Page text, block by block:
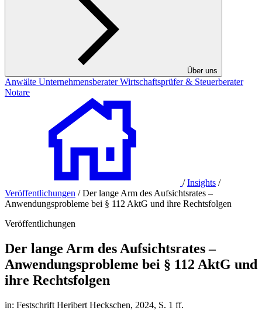
Über uns
Anwälte UnternehmensberaterWirtschaftsprüfer & Steuerberater
Notare
/ Insights /
Veröffentlichungen / Der lange Arm des Aufsichtsrates –
Anwendungsprobleme bei § 112 AktG und ihre Rechtsfolgen
Veröffentlichungen
Der lange Arm des Aufsichtsrates –
Anwendungsprobleme bei § 112 AktG und
ihre Rechtsfolgen
in: Festschrift Heribert Heckschen, 2024, S. 1 ff.